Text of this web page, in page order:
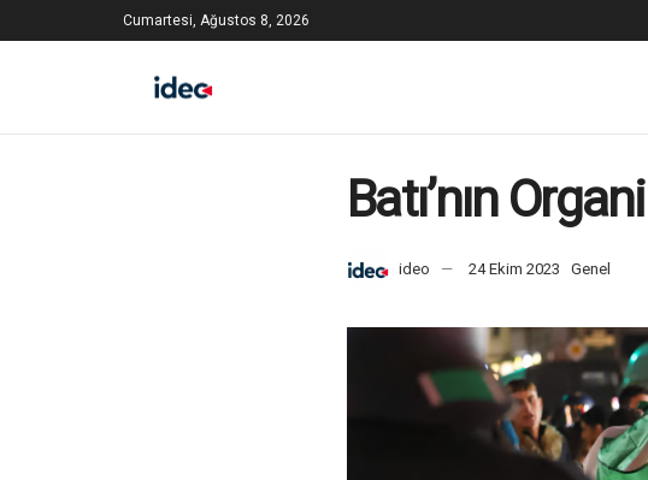
Cumartesi, Ağustos 8, 2026
Batı’nın
ideo 24 Ekim 2023 Genel